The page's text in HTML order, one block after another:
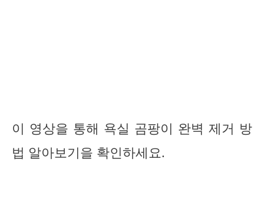
이 영상을 통해 욕실 곰팡이 완벽 제거 방
법 알아보기을 확인하세요.